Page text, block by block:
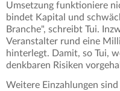
Umsetzung funktioniere
bindet Kapital und
Branche", schreibt Tui.
Veranstalter rund eine
hinterlegt. Damit, so Tui,
denkbaren Risiken
Weitere Einzahlungen